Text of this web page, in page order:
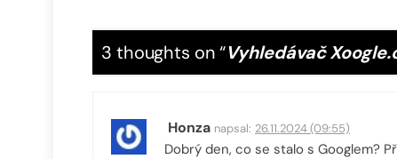
3 thoughts on “Vyhledávač
Honza napsal: 26.11.2024 (09:55)
Dobrý den, co se stalo s Googlem?